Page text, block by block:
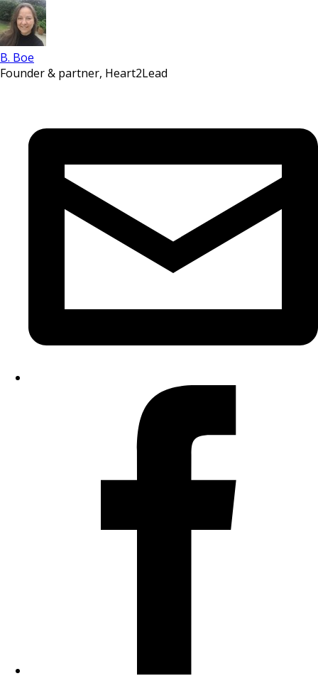
B. Boe
Founder & partner, Heart2Lead